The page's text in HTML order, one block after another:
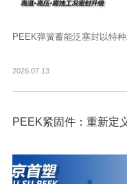
PEEK弹簧蓄能泛塞封以特
2026.07.13
PEEK紧固件：重新定